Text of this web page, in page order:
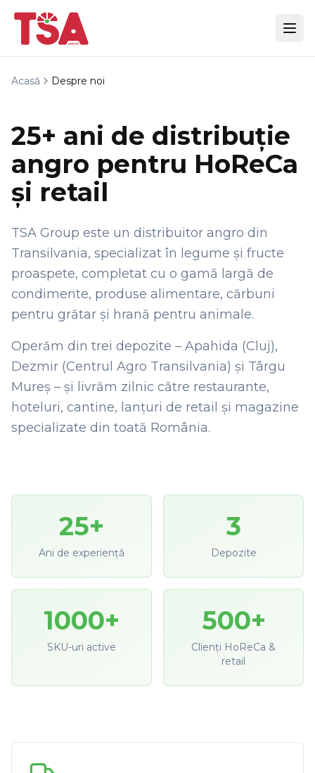
Acasă Despre noi
25+ ani de distribuție
angro pentru HoReCa
și retail
TSA Group este un distribuitor angro din
Transilvania, specializat în legume și fructe
proaspete, completat cu o gamă largă de
condimente, produse alimentare, cărbuni
pentru grătar și hrană pentru animale.
Operăm din trei depozite – Apahida (Cluj),
Dezmir (Centrul Agro Transilvania) și Târgu
Mureș – și livrăm zilnic către restaurante,
hoteluri, cantine, lanțuri de retail și magazine
specializate din toată România.
25+
Ani de experiență
3
Depozite
1000+
SKU-uri active
500+
Clienți HoReCa &
retail